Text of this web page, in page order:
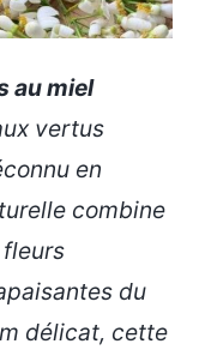
au miel
vertus
en
combine
du
délicat, cette